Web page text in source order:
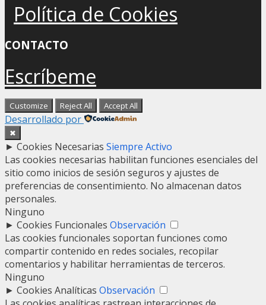
Política de Cookies
CONTACTO
Escríbeme
Customize Reject All Accept All
Desarrollado por
✖
► Cookies Necesarias Siempre Activo
Las cookies necesarias habilitan funciones esenciales del
sitio como inicios de sesión seguros y ajustes de
preferencias de consentimiento. No almacenan datos
personales.
Ninguno
► Cookies Funcionales Observación
Las cookies funcionales soportan funciones como
compartir contenido en redes sociales, recopilar
comentarios y habilitar herramientas de terceros.
Ninguno
► Cookies Analíticas Observación